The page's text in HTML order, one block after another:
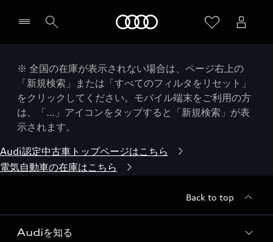
※ 全国の在庫が表示されない場合は、ページ右上の
「新規検索」または「すべてのフィルタをリセット」
をクリックしてください。モバイル端末をご利用の方
は、「…」アイコンをタップすると「新規検索」が表
示されます。
Audi認定中古車トップページはこちら
電気自動車の在庫はこちら
Back to top
Audiを知る